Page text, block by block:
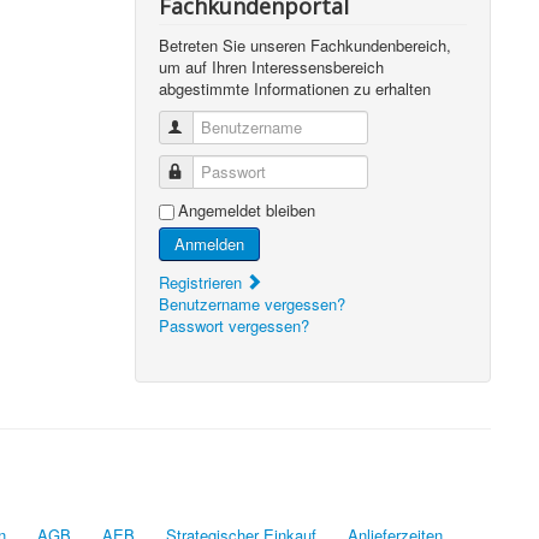
Fachkundenportal
Betreten Sie unseren Fachkundenbereich,
um auf Ihren Interessensbereich
abgestimmte Informationen zu erhalten
Benutzername
Passwort
Angemeldet bleiben
Anmelden
Registrieren
Benutzername vergessen?
Passwort vergessen?